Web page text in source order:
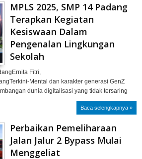
MPLS 2025, SMP 14 Padang
Terapkan Kegiatan
Kesiswaan Dalam
Pengenalan Lingkungan
Sekolah
Fitri,
Mental dan karakter generasi GenZ
dunia digitalisasi yang tidak tersaring
Baca selengkapnya »
Perbaikan Pemeliharaan
Jalan Jalur 2 Bypass Mulai
Menggeliat